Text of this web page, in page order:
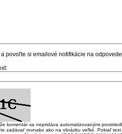
a povoľte si emailové notifikácie na
komentár sa nepridáva automatizovanými
zadávať rovnako ako na obrázku veľké. Pokiaľ